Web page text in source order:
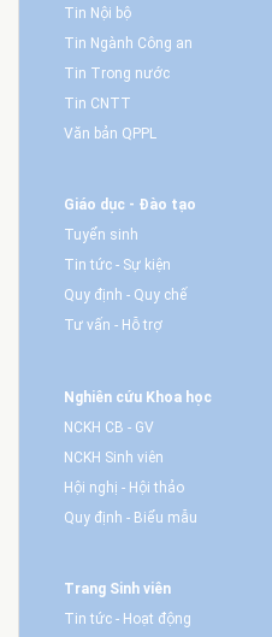
Tin Nội bộ
Tin Ngành Công an
Tin Trong nước
Tin CNTT
Văn bản QPPL
Giáo dục - Đào tạo
Tuyển sinh
Tin tức - Sự kiện
Quy định - Quy chế
Tư vấn - Hỗ trợ
Nghiên cứu Khoa học
NCKH CB - GV
NCKH Sinh viên
Hội nghị - Hội thảo
Quy định - Biểu mẫu
Trang Sinh viên
Tin tức - Hoạt động